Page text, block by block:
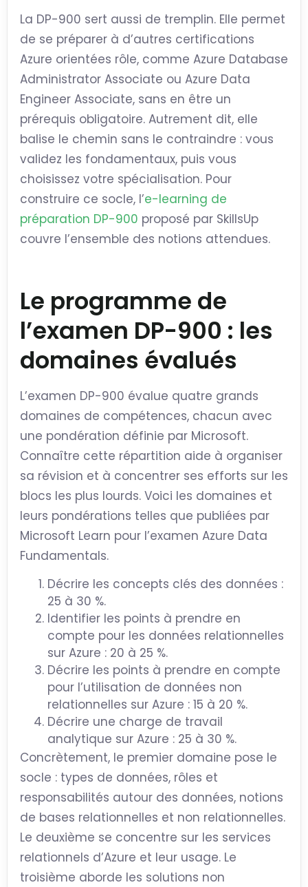
La DP-900 sert aussi de tremplin. Elle permet
de se préparer à d’autres certifications
Azure orientées rôle, comme Azure Database
Administrator Associate ou Azure Data
Engineer Associate, sans en être un
prérequis obligatoire. Autrement dit, elle
balise le chemin sans le contraindre : vous
validez les fondamentaux, puis vous
choisissez votre spécialisation. Pour
construire ce socle, l’e-learning de
préparation DP-900 proposé par SkillsUp
couvre l’ensemble des notions attendues.
Le programme de
l’examen DP-900 : les
domaines évalués
L’examen DP-900 évalue quatre grands
domaines de compétences, chacun avec
une pondération définie par Microsoft.
Connaître cette répartition aide à organiser
sa révision et à concentrer ses efforts sur les
blocs les plus lourds. Voici les domaines et
leurs pondérations telles que publiées par
Microsoft Learn pour l’examen Azure Data
Fundamentals.
Décrire les concepts clés des données :
25 à 30 %.
Identifier les points à prendre en
compte pour les données relationnelles
sur Azure : 20 à 25 %.
Décrire les points à prendre en compte
pour l’utilisation de données non
relationnelles sur Azure : 15 à 20 %.
Décrire une charge de travail
analytique sur Azure : 25 à 30 %.
Concrètement, le premier domaine pose le
socle : types de données, rôles et
responsabilités autour des données, notions
de bases relationnelles et non relationnelles.
Le deuxième se concentre sur les services
relationnels d’Azure et leur usage. Le
troisième aborde les solutions non